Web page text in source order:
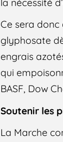
Ce sera donc
glyphosate
engrais
qui
BASF, Dow
Soutenir les
La Marche